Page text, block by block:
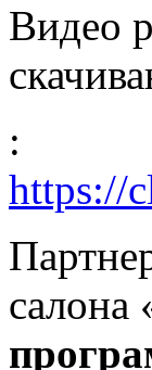
Видео
:
https://